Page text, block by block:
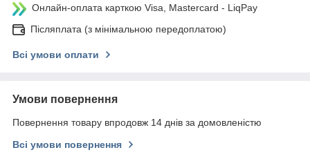
Онлайн-оплата карткою Visa, Mastercard - LiqPay
Післяплата (з мінімальною передоплатою)
Всі умови оплати
Умови повернення
Повернення товару впродовж 14 днів за домовленістю
Всі умови повернення